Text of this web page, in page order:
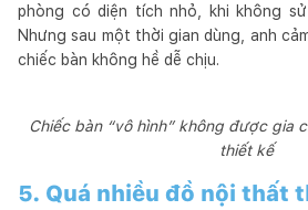
phòng có diện tích nhỏ, khi không
Nhưng sau một thời gian dùng, anh
chiếc bàn không hề dễ chịu.
Chiếc bàn “vô hình” không được gia
thiết kế
5. Quá nhiều đồ nội thất